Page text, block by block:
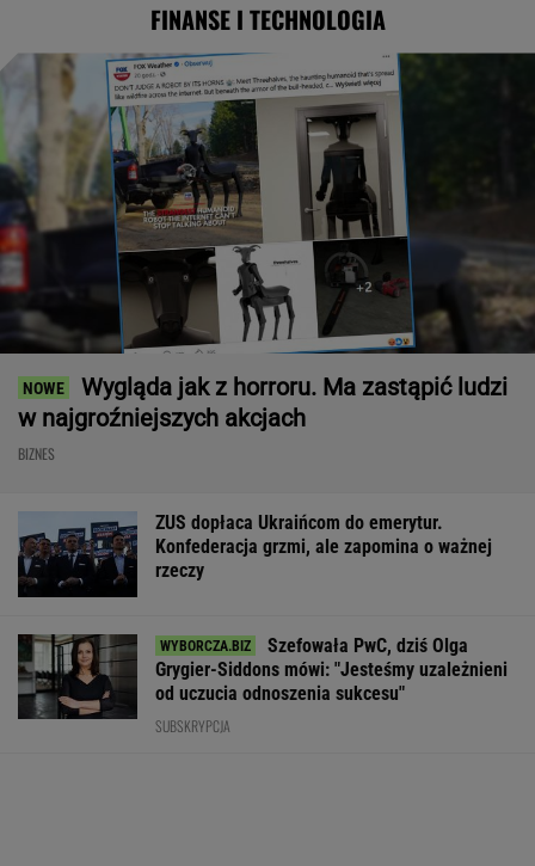
FINANSE I TECHNOLOGIA
Wygląda jak z horroru. Ma zastąpić ludzi
w najgroźniejszych akcjach
BIZNES
ZUS dopłaca Ukraińcom do emerytur.
Konfederacja grzmi, ale zapomina o ważnej
rzeczy
Szefowała PwC, dziś Olga
Grygier-Siddons mówi: "Jesteśmy uzależnieni
od uczucia odnoszenia sukcesu"
SUBSKRYPCJA